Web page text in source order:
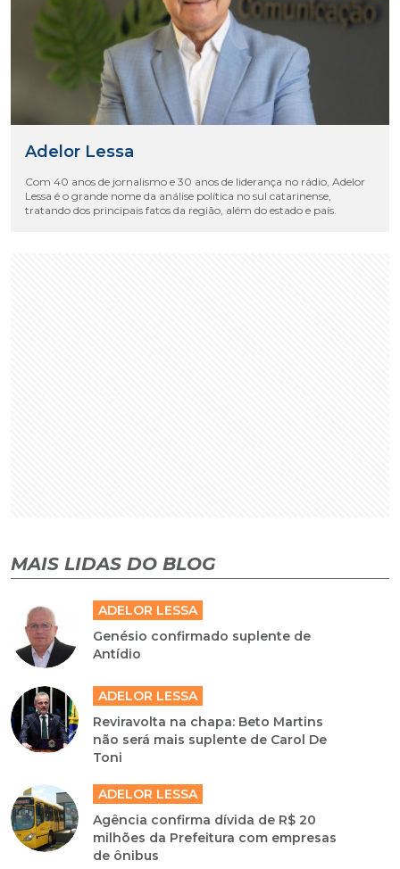
Adelor Lessa
Com 40 anos de jornalismo e 30 anos de liderança no rádio, Adelor
Lessa é o grande nome da análise política no sul catarinense,
tratando dos principais fatos da região, além do estado e país.
MAIS LIDAS DO BLOG
ADELOR LESSA
Genésio confirmado suplente de
Antídio
ADELOR LESSA
Reviravolta na chapa: Beto Martins
não será mais suplente de Carol De
Toni
ADELOR LESSA
Agência confirma dívida de R$ 20
milhões da Prefeitura com empresas
de ônibus